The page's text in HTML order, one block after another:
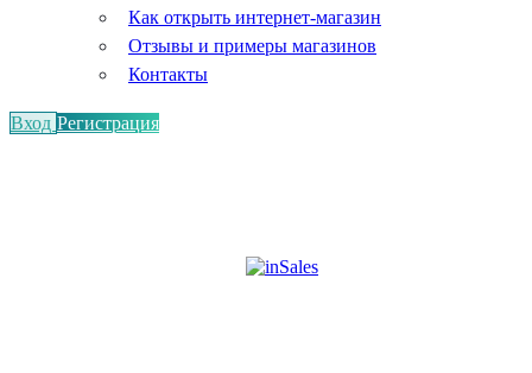
Как открыть интернет-магазин
Отзывы и примеры магазинов
Контакты
Вход Регистрация